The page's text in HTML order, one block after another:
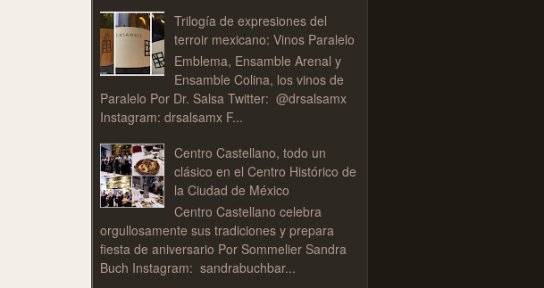
Trilogía de expresiones del
terroir mexicano: Vinos Paralelo
Emblema, Ensamble Arenal y
Ensamble Colina, los vinos de
Paralelo Por Dr. Salsa Twitter: @drsalsamx
Instagram: drsalsamx F...
Centro Castellano, todo un
clásico en el Centro Histórico de
la Ciudad de México
Centro Castellano celebra
orgullosamente sus tradiciones y prepara
fiesta de aniversario Por Sommelier Sandra
Buch Instagram: sandrabuchbar...